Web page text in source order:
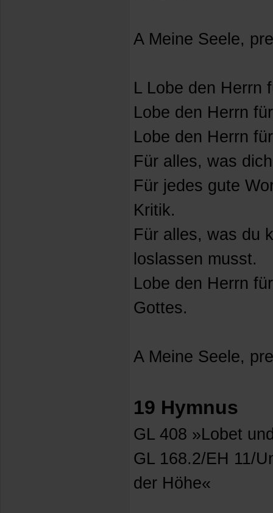
A Meine Seele,
L Lobe den Herrn
Lobe den Herrn
Lobe den Herrn
Für alles, was
Für jedes gute
Kritik.
Für alles, was du
loslassen musst.
Lobe den Herrn
Gottes.
A Meine Seele,
19 Hymnus
GL 408 »Lobet
GL 168.2/EH 11/
der Höhe«